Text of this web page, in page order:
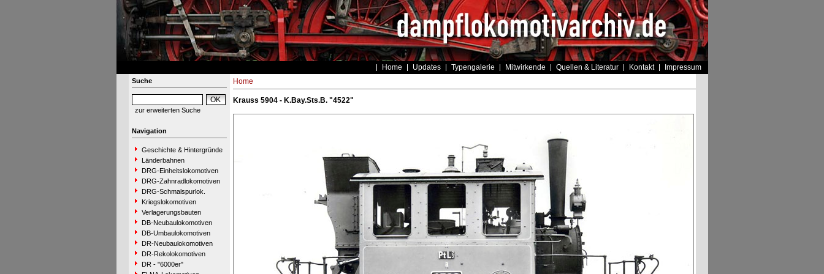
Home Updates Typengalerie Mitwirkende Quellen & Literatur Kontakt Impressum
Suche
zur erweiterten Suche
Navigation
Geschichte & Hintergründe
Länderbahnen
DRG-Einheitslokomotiven
DRG-Zahnradlokomotiven
DRG-Schmalspurlok.
Kriegslokomotiven
Verlagerungsbauten
DB-Neubaulokomotiven
DB-Umbaulokomotiven
DR-Neubaulokomotiven
DR-Rekolokomotiven
DR - "6000er"
Home
Krauss 5904 - K.Bay.Sts.B. "4522"